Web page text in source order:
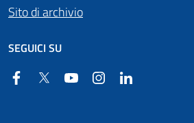
Sito di archivio
SEGUICI SU
FacebookTwitter YouTube Instagram